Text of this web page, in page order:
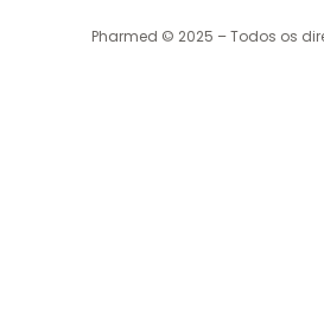
Pharmed © 2025 – Todos os